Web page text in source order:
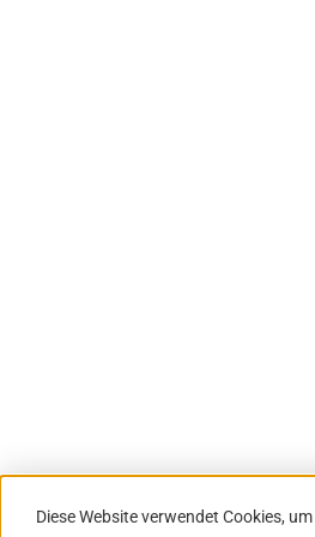
Diese Website verwendet Cookies,